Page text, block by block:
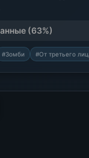
(63%)
#Зомби #От третьего